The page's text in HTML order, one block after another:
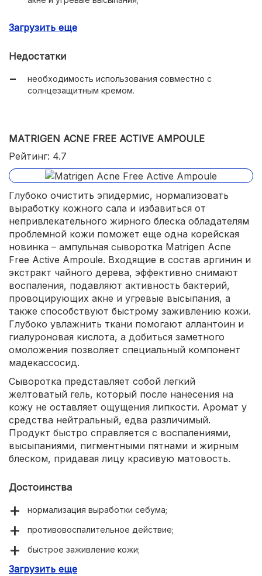
увлажняющий эффект;
легкая текстура;
Загрузить еще
Недостатки
необходимость использования совместно с
солнцезащитным кремом.
MATRIGEN ACNE FREE ACTIVE AMPOULE
Рейтинг: 4.7
Глубоко очистить эпидермис, нормализовать
выработку кожного сала и избавиться от
непривлекательного жирного блеска обладателям
проблемной кожи поможет еще одна корейская
новинка – ампульная сыворотка Matrigen Acne
Free Active Ampoule. Входящие в состав аргинин и
экстракт чайного дерева, эффективно снимают
воспаления, подавляют активность бактерий,
провоцирующих акне и угревые высыпания, а
также способствуют быстрому заживлению кожи.
Глубоко увлажнить ткани помогают аллантоин и
гиалуроновая кислота, а добиться заметного
омоложения позволяет специальный компонент
мадекассосид.
Сыворотка представляет собой легкий
желтоватый гель, который после нанесения на
кожу не оставляет ощущения липкости. Аромат у
средства нейтральный, едва различимый.
Продукт быстро справляется с воспалениями,
высыпаниями, пигментными пятнами и жирным
блеском, придавая лицу красивую матовость.
Достоинства
нормализация выработки себума;
противовоспалительное действие;
быстрое заживление кожи;
осветление тканей;
Загрузить еще